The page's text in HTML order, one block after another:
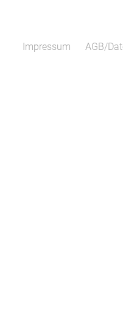
Impressum AGB/